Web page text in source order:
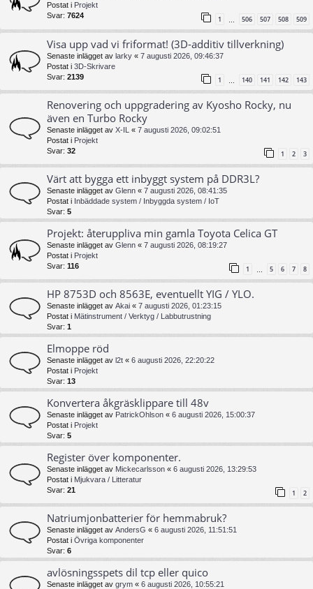
Postat i Projekt
Svar: 7624 1 506 507 508 509
Visa upp vad vi friformat! (3D-additiv tillverkning)
Senaste inlägget av larky « 7 augusti 2026, 09:46:37
Postat i 3D-Skrivare
Svar: 2139 1 140 141 142 143
Renovering och uppgradering av Kyosho Rocky, nu
även en Turbo Rocky
Senaste inlägget av X-IL « 7 augusti 2026, 09:02:51
Postat i Projekt
Svar: 32 1 2 3
Värt att bygga ett inbyggt system på DDR3L?
Senaste inlägget av Glenn « 7 augusti 2026, 08:41:35
Postat i Inbäddade system / Inbyggda system / IoT
Svar: 5
Projekt: återuppliva min gamla Toyota Celica GT
Senaste inlägget av Glenn « 7 augusti 2026, 08:19:27
Postat i Projekt
Svar: 116 1 5 6 7 8
HP 8753D och 8563E, eventuellt YIG / YLO.
Senaste inlägget av Akai « 7 augusti 2026, 01:23:15
Postat i Mätinstrument / Verktyg / Labbutrustning
Svar: 1
Elmoppe röd
Senaste inlägget av l2t « 6 augusti 2026, 22:20:22
Postat i Projekt
Svar: 13
Konvertera åkgräsklippare till 48v
Senaste inlägget av PatrickOhlson « 6 augusti 2026, 15:00:37
Postat i Projekt
Svar: 5
Register över komponenter.
Senaste inlägget av Mickecarlsson « 6 augusti 2026, 13:29:53
Postat i Mjukvara / Litteratur
Svar: 21 1 2
Natriumjonbatterier för hemmabruk?
Senaste inlägget av AndersG « 6 augusti 2026, 11:51:51
Postat i Övriga komponenter
Svar: 6
avlösningsspets dil tcp eller quico
Senaste inlägget av grym « 6 augusti 2026, 10:55:21